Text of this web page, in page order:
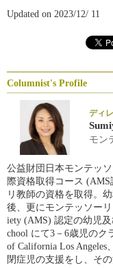
Updated on 2023/12/ 11
Columnist's Profile
ディ
モン
公益財団日本モンテッ
際資格取得コース
リ教師の資格を取得。
後、更にモンテッソー
iety (AMS) 認定の幼児及
chool にて3－6歳児のク
of California Los
閉症児の支援をし、そ